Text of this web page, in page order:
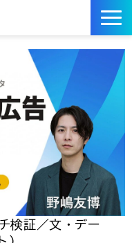
ル
検証／文・デー